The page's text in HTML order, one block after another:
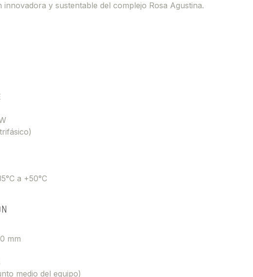
y sustentable del complejo Rosa Agustina.
a +50°C
mm
medio del equipo)